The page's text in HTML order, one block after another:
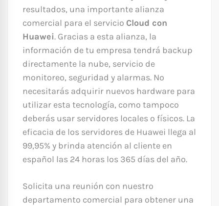
resultados, una importante alianza
comercial para el servicio Cloud con
Huawei. Gracias a esta alianza, la
información de tu empresa tendrá backup
directamente la nube, servicio de
monitoreo, seguridad y alarmas. No
necesitarás adquirir nuevos hardware para
utilizar esta tecnología, como tampoco
deberás usar servidores locales o físicos. La
eficacia de los servidores de Huawei llega al
99,95% y brinda atención al cliente en
español las 24 horas los 365 días del año.
Solicita una reunión con nuestro
departamento comercial para obtener una